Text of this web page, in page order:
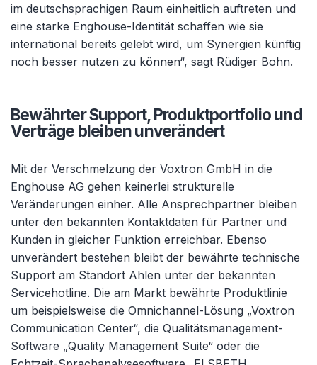
im deutschsprachigen Raum einheitlich auftreten und
eine starke Enghouse-Identität schaffen wie sie
international bereits gelebt wird, um Synergien künftig
noch besser nutzen zu können“, sagt Rüdiger Bohn.
Bewährter Support, Produktportfolio und
Verträge bleiben unverändert
Mit der Verschmelzung der Voxtron GmbH in die
Enghouse AG gehen keinerlei strukturelle
Veränderungen einher. Alle Ansprechpartner bleiben
unter den bekannten Kontaktdaten für Partner und
Kunden in gleicher Funktion erreichbar. Ebenso
unverändert bestehen bleibt der bewährte technische
Support am Standort Ahlen unter der bekannten
Servicehotline. Die am Markt bewährte Produktlinie
um beispielsweise die Omnichannel-Lösung „Voxtron
Communication Center“, die Qualitätsmanagement-
Software „Quality Management Suite“ oder die